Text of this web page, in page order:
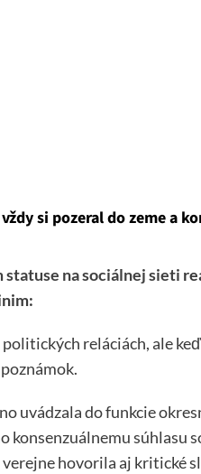
si pozeral do zeme a
statuse na sociálnej sieti
reláciách, ale
uvádzala do funkcie
súhlasu
hovorila aj kritické